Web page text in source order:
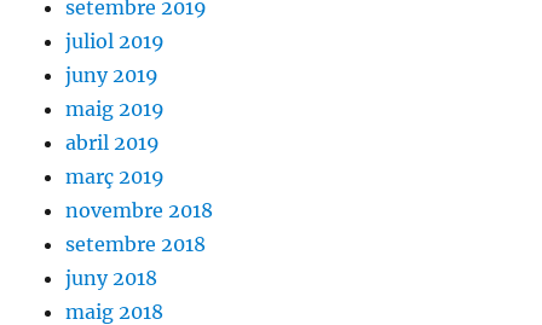
setembre 2019
juliol 2019
juny 2019
maig 2019
abril 2019
març 2019
novembre 2018
setembre 2018
juny 2018
maig 2018